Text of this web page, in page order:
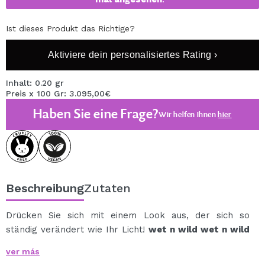
Ist dieses Produkt das Richtige?
Aktiviere dein personalisiertes Rating ›
Inhalt: 0.20 gr
Preis x 100 Gr: 3.095,00€
Haben Sie eine Frage?Wir helfen Ihnenhier
BeschreibungZutaten
Drücken Sie sich mit einem Look aus, der sich so
ständig verändert wie Ihr Licht! wet n wild wet n wild
betonen, neu – mit photoreaktiven Pigmenten, die je
ver más